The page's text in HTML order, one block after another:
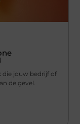
die jouw bedrijf of
de gevel.